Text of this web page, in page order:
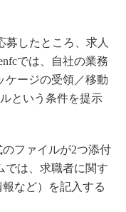
募したところ、求人
では、自社の業務
ケージの受領／移動
という条件を提示
ファイルが2つ添付
では、求職者に関す
など）を記入する